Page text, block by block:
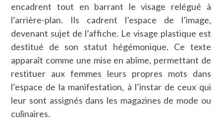
encadrent tout en barrant le visage relégué à
l’arrière-plan. Ils cadrent l’espace de l’image,
devenant sujet de l’affiche. Le visage plastique est
destitué de son statut hégémonique. Ce texte
apparaît comme une mise en abîme, permettant de
restituer aux femmes leurs propres mots dans
l’espace de la manifestation, à l’instar de ceux qui
leur sont assignés dans les magazines de mode ou
culinaires.